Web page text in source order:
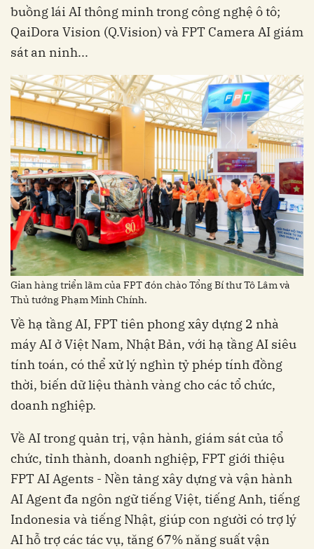
buồng lái AI thông minh trong công nghệ ô tô;
QaiDora Vision (Q.Vision) và FPT Camera AI giám
Gian hàng triển lãm của FPT đón chào Tổng Bí thư Tô Lâm và
Thủ tướng Phạm Minh Chính.
máy AI ở Việt Nam, Nhật Bản, với hạ tầng AI siêu
tính toán, có thể xử lý nghìn tỷ phép tính đồng
thời, biến dữ liệu thành vàng cho các tổ chức,
chức, tỉnh thành, doanh nghiệp, FPT giới thiệu
FPT AI Agents - Nền tảng xây dựng và vận hành
AI Agent đa ngôn ngữ tiếng Việt, tiếng Anh, tiếng
Indonesia và tiếng Nhật, giúp con người có trợ lý
AI hỗ trợ các tác vụ, tăng 67% năng suất vận